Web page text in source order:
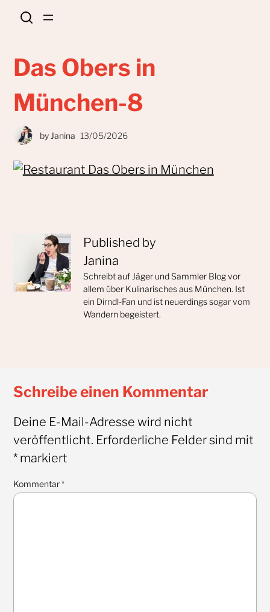
Das Obers in
München-8
by Janina 13/05/2026
Published by
Janina
Schreibt auf Jäger und Sammler Blog vor
allem über Kulinarisches aus München. Ist
ein Dirndl-Fan und ist neuerdings sogar vom
Wandern begeistert.
Schreibe einen Kommentar
Deine E-Mail-Adresse wird nicht
veröffentlicht. Erforderliche Felder sind mit
*markiert
Kommentar*